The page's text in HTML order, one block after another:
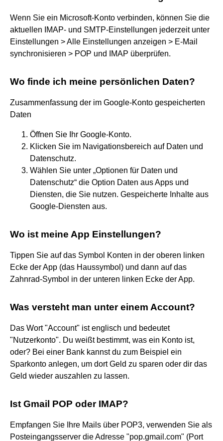
Wenn Sie ein Microsoft-Konto verbinden, können Sie die
aktuellen IMAP- und SMTP-Einstellungen jederzeit unter
Einstellungen > Alle Einstellungen anzeigen > E-Mail
synchronisieren > POP und IMAP überprüfen.
Wo finde ich meine persönlichen Daten?
Zusammenfassung der im Google-Konto gespeicherten
Daten
Öffnen Sie Ihr Google-Konto.
Klicken Sie im Navigationsbereich auf Daten und
Datenschutz.
Wählen Sie unter „Optionen für Daten und
Datenschutz“ die Option Daten aus Apps und
Diensten, die Sie nutzen. Gespeicherte Inhalte aus
Google-Diensten aus.
Wo ist meine App Einstellungen?
Tippen Sie auf das Symbol Konten in der oberen linken
Ecke der App (das Haussymbol) und dann auf das
Zahnrad-Symbol in der unteren linken Ecke der App.
Was versteht man unter einem Account?
Das Wort "Account" ist englisch und bedeutet
"Nutzerkonto". Du weißt bestimmt, was ein Konto ist,
oder? Bei einer Bank kannst du zum Beispiel ein
Sparkonto anlegen, um dort Geld zu sparen oder dir das
Geld wieder auszahlen zu lassen.
Ist Gmail POP oder IMAP?
Empfangen Sie Ihre Mails über POP3, verwenden Sie als
Posteingangsserver die Adresse "pop.gmail.com" (Port